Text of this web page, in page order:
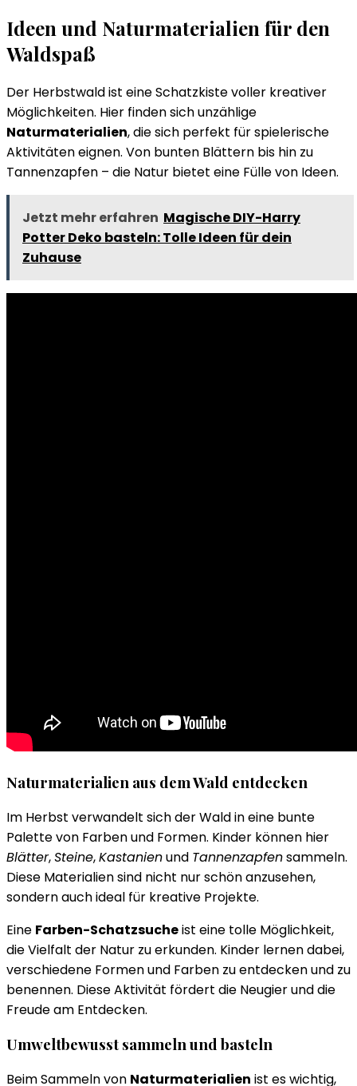
Ideen und Naturmaterialien für den
Waldspaß
Der Herbstwald ist eine Schatzkiste voller kreativer
Möglichkeiten. Hier finden sich unzählige
Naturmaterialien, die sich perfekt für spielerische
Aktivitäten eignen. Von bunten Blättern bis hin zu
Tannenzapfen – die Natur bietet eine Fülle von Ideen.
Jetzt mehr erfahren Magische DIY-Harry
Potter Deko basteln: Tolle Ideen für dein
Zuhause
Naturmaterialien aus dem Wald entdecken
Im Herbst verwandelt sich der Wald in eine bunte
Palette von Farben und Formen. Kinder können hier
Blätter,Steine,Kastanienund Tannenzapfensammeln.
Diese Materialien sind nicht nur schön anzusehen,
sondern auch ideal für kreative Projekte.
Eine Farben-Schatzsucheist eine tolle Möglichkeit,
die Vielfalt der Natur zu erkunden. Kinder lernen dabei,
verschiedene Formen und Farben zu entdecken und zu
benennen. Diese Aktivität fördert die Neugier und die
Freude am Entdecken.
Umweltbewusst sammeln und basteln
Beim Sammeln von Naturmaterialien ist es wichtig,